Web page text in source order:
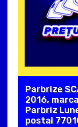
Parbrize
2016,
Parbriz
postal